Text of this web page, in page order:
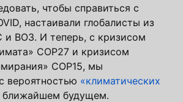
чтобы справиться с
настаивали глобалисты из
ВОЗ. И теперь, с кризисом
COP27 и кризисом
COP15, мы
вероятностью «климатических
ближайшем будущем.